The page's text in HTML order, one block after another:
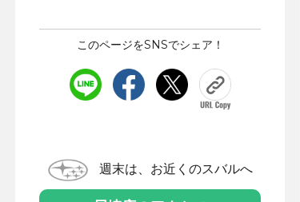
このページをSNSでシェア！
週末は、お近くのスバルへ